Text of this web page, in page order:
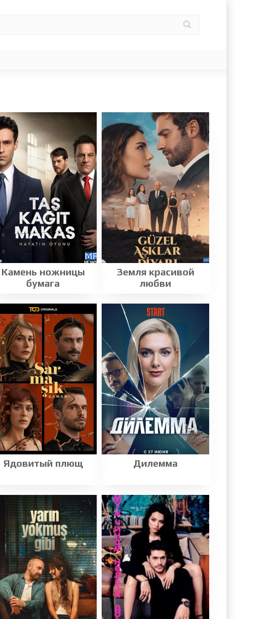
Камень ножницы
бумага
Земля красивой
любви
Ядовитый плющ Дилемма